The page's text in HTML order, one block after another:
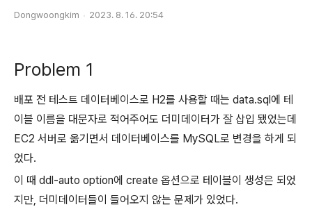
Dongwoongkim 2023. 8. 16. 20:54
Problem 1
배포 전 테스트 데이터베이스로 H2를 사용할 때는 data.sql에 테
이블 이름을 대문자로 적어주어도 더미데이터가 잘 삽입 됐었는데
EC2 서버로 옮기면서 데이터베이스를 MySQL로 변경을 하게 되
었다.
이 때 ddl-auto option에 create 옵션으로 테이블이 생성은 되었
지만, 더미데이터들이 들어오지 않는 문제가 있었다.